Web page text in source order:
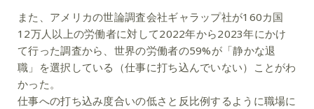
また、アメリカの世論調査会社ギャラップ社が160カ国
12万人以上の労働者に対して2022年から2023年にかけ
て行った調査から、世界の労働者の59%が「静かな退
職」を選択している（仕事に打ち込んでいない）ことがわ
かった。
仕事への打ち込み度合いの低さと反比例するように職場に